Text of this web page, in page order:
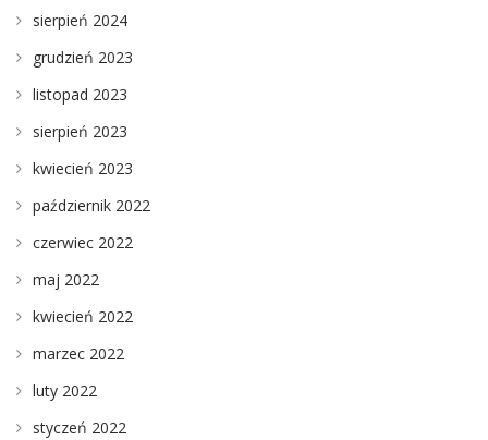
sierpień 2024
grudzień 2023
listopad 2023
sierpień 2023
kwiecień 2023
październik 2022
czerwiec 2022
maj 2022
kwiecień 2022
marzec 2022
luty 2022
styczeń 2022